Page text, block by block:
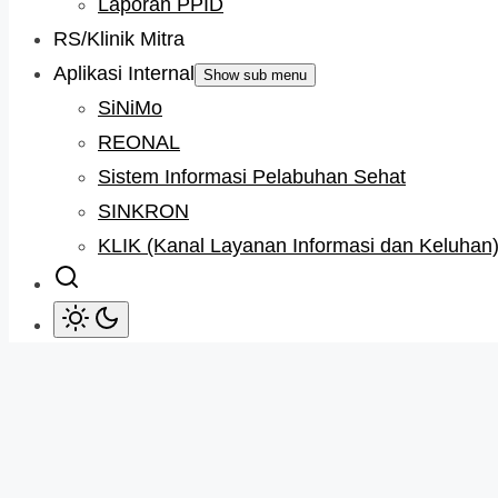
Laporan PPID
RS/Klinik Mitra
Aplikasi Internal
Show sub menu
SiNiMo
REONAL
Sistem Informasi Pelabuhan Sehat
SINKRON
KLIK (Kanal Layanan Informasi dan Keluhan)